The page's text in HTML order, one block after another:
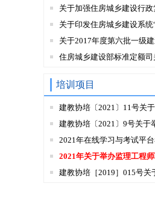
关于加强住房城乡建设行政
关于印发住房城乡建设系统
关于2017年度第六批一级
住房城乡建设部标准定额司
培训项目
建教协培〔2021〕11号关
建教协培〔2021〕9号关于
2021年在线学习与考试平
2021年关于举办监理工程
建教协培［2019］015号关